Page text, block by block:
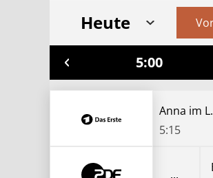
Heute
5:00
Anna
5:15